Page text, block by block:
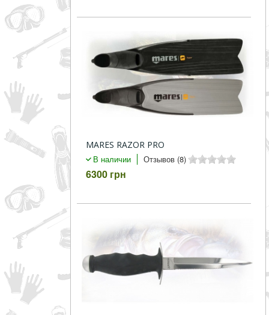
MARES RAZOR PRO
В наличии
Отзывов (8)
6300 грн